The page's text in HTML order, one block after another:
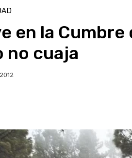
en la Cumbre
no cuaja